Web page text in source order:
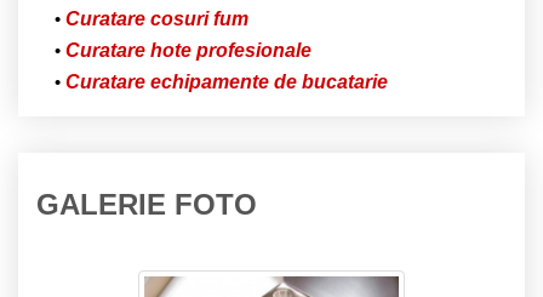
Curatare cosuri fum
Curatare hote profesionale
Curatare echipamente de bucatarie
GALERIE FOTO